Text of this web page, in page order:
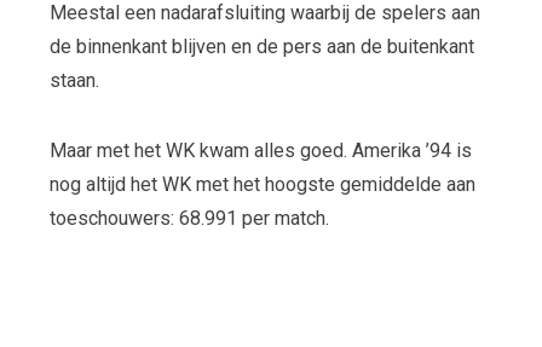
Meestal een nadarafsluiting waarbij de spelers aan
de binnenkant blijven en de pers aan de buitenkant
staan.
Maar met het WK kwam alles goed. Amerika ’94 is
nog altijd het WK met het hoogste gemiddelde aan
toeschouwers: 68.991 per match.